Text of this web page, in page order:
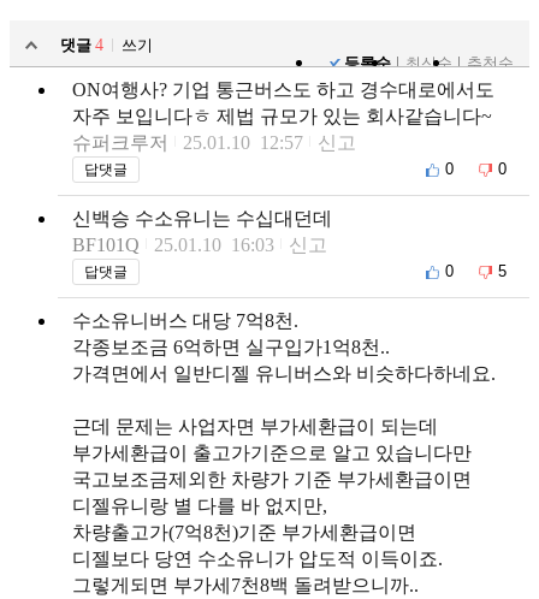
댓글 4
쓰기
등록순
최신순 추천순
ON여행사? 기업 통근버스도 하고 경수대로에서도
자주 보입니다ㅎ 제법 규모가 있는 회사같습니다~
슈퍼크루저
25.01.10 12:57 신고
답댓글 0 0
신백승 수소유니는 수십대던데
BF101Q
25.01.10 16:03 신고
답댓글 0 5
수소유니버스 대당 7억8천.
각종보조금 6억하면 실구입가1억8천..
가격면에서 일반디젤 유니버스와 비슷하다하네요.
근데 문제는 사업자면 부가세환급이 되는데
부가세환급이 출고가기준으로 알고 있습니다만
국고보조금제외한 차량가 기준 부가세환급이면
디젤유니랑 별 다를 바 없지만,
차량출고가(7억8천)기준 부가세환급이면
디젤보다 당연 수소유니가 압도적 이득이죠.
그렇게되면 부가세7천8백 돌려받으니까..